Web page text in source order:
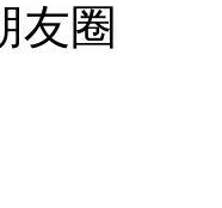
友圈